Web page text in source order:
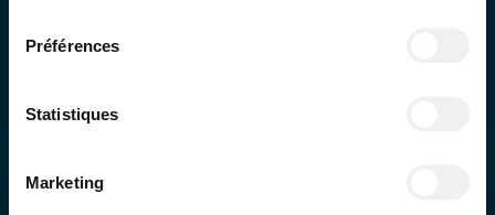
Préférences
Statistiques
Marketing